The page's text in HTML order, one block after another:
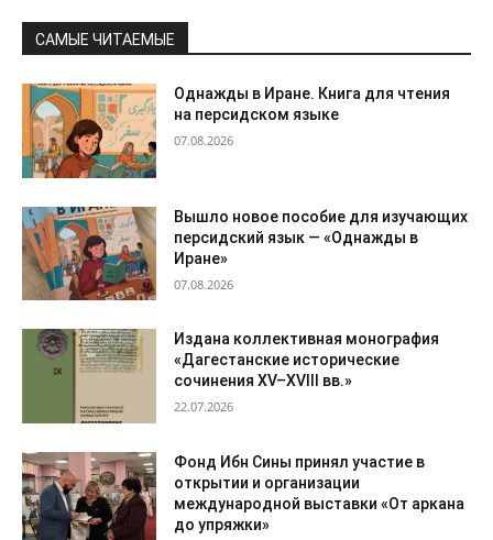
САМЫЕ ЧИТАЕМЫЕ
Однажды в Иране. Книга для чтения
на персидском языке
07.08.2026
Вышло новое пособие для изучающих
персидский язык — «Однажды в
Иране»
07.08.2026
Издана коллективная монография
«Дагестанские исторические
сочинения XV–XVIII вв.»
22.07.2026
Фонд Ибн Сины принял участие в
открытии и организации
международной выставки «От аркана
до упряжки»